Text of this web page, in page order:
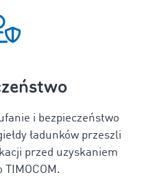
i bezpieczeństwo
ładunków przeszli
przed uzyskaniem
TIMOCOM.